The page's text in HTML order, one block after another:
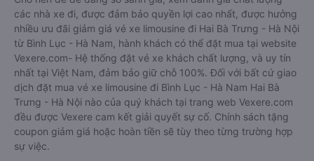
các nhà xe đi, được đảm bảo quyền lợi cao nhất, được hưởng
nhiều ưu đãi giảm giá vé xe limousine đi Hai Bà Trưng - Hà Nội
từ Bình Lục - Hà Nam, hành khách có thể đặt mua tại website
Vexere.com- Hệ thống đặt vé xe khách chất lượng, và uy tín
nhất tại Việt Nam, đảm bảo giữ chỗ 100%. Đối với bất cứ giao
dịch đặt mua vé xe limousine đi Bình Lục - Hà Nam Hai Bà
Trưng - Hà Nội nào của quý khách tại trang web Vexere.com
đều được Vexere cam kết giải quyết sự cố. Chính sách tặng
coupon giảm giá hoặc hoàn tiền sẽ tùy theo từng trường hợp
sự việc.